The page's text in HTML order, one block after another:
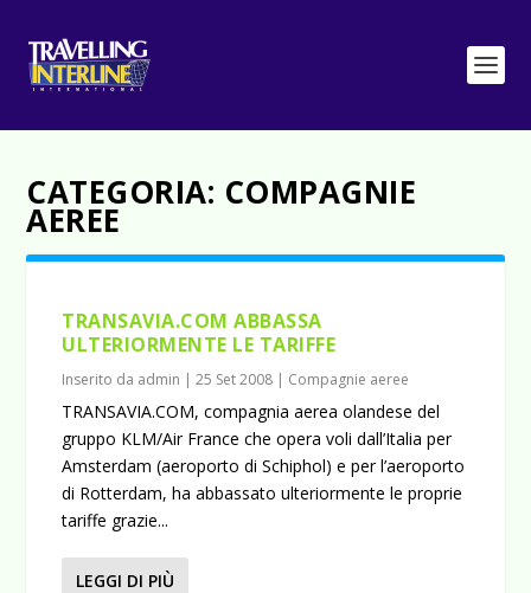
CATEGORIA: COMPAGNIE
AEREE
TRANSAVIA.COM ABBASSA
ULTERIORMENTE LE TARIFFE
Inserito da admin |25 Set 2008 | Compagnie aeree
TRANSAVIA.COM, compagnia aerea olandese del
gruppo KLM/Air France che opera voli dall’Italia per
Amsterdam (aeroporto di Schiphol) e per l’aeroporto
di Rotterdam, ha abbassato ulteriormente le proprie
tariffe grazie...
LEGGI DI PIÙ